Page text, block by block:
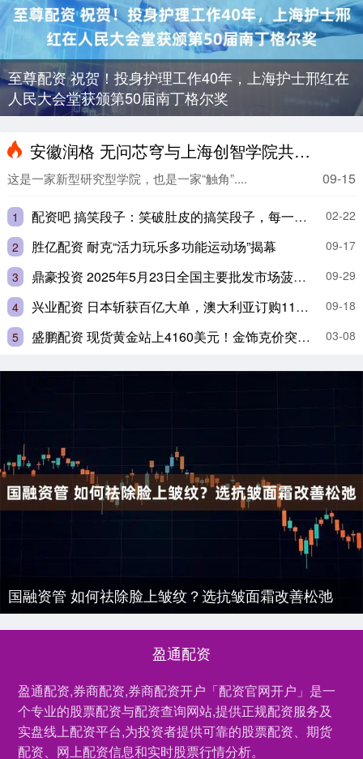
至尊配资 祝贺！投身护理工作40年，上海护士邢红在
人民大会堂获颁第50届南丁格尔奖
安徽润格 无问芯穹与上海创智学院共建院企联合实验室，聚焦端侧智能创新课题
09-15
这是一家新型研究型学院，也是一家“触角”....
1 配资吧 搞笑段子：笑破肚皮的搞笑段子，每一个段子都在笑点上，承包了我所有的快乐
02-22
2
胜亿配资 耐克“活力玩乐多功能运动场”揭幕
09-17
3
鼎豪投资 2025年5月23日全国主要批发市场菠萝蜜价格行情
09-29
4
兴业配资 日本斩获百亿大单，澳大利亚订购11艘SEA3000，搅动亚太军事平衡
09-18
5
盛鹏配资 现货黄金站上4160美元！金饰克价突破1200元，专家：短期或有回调 03-08
国融资管 如何祛除脸上皱纹？选抗皱面霜改善松弛
盈通配资
盈通配资,券商配资,券商配资开户「配资官网开户」是一
个专业的股票配资与配资查询网站,提供正规配资服务及
实盘线上配资平台,为投资者提供可靠的股票配资、期货
配资、网上配资信息和实时股票行情分析。